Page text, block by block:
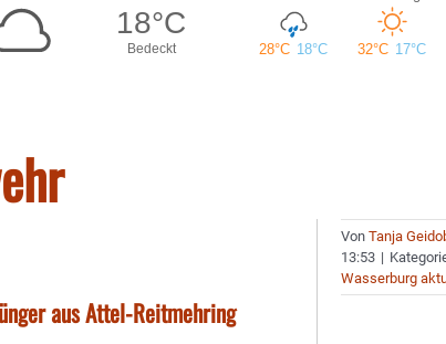
aus Attel-Reitmehring
VonTanja
13:53 |
Wasserburg